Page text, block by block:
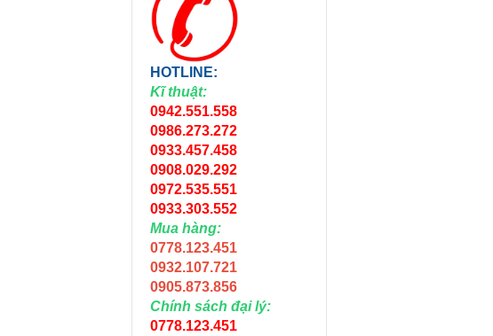
HOTLINE:
Kĩ thuật:
0942.551.558
0986.273.272
0933.457.458
0908.029.292
0972.535.551
0933.303.552
Mua hàng:
0778.123.451
0932.107.721
0905.873.856
Chính sách đại lý:
0778.123.451